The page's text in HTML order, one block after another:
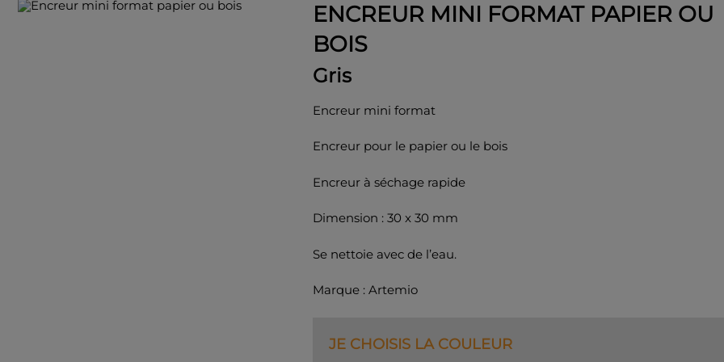
ENCREUR MINI FORMAT PAPIER OU
BOIS
Gris
Encreur mini format
Encreur pour le papier ou le bois
Encreur à séchage rapide
Dimension : 30 x 30 mm
Se nettoie avec de l’eau.
Marque : Artemio
JE CHOISIS LA COULEUR